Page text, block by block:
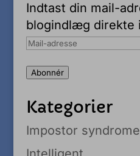
Indtast din mail-
blogindlæg direkte
Mail-
Abonnér
Kategorier
Impostor syndrome